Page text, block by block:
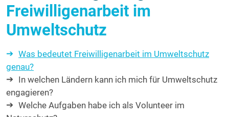
Freiwilligenarbeit im
Umweltschutz
Was bedeutet Freiwilligenarbeit im Umweltschutz
genau?
In welchen Ländern kann ich mich für Umweltschutz
engagieren?
Welche Aufgaben habe ich als Volunteer im